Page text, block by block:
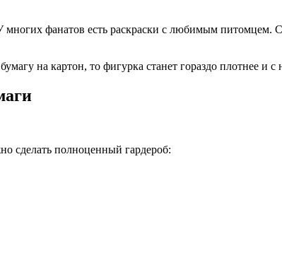
фанатов есть раскраски с любимым питомцем.
на картон, то фигурка станет гораздо плотнее и с
сделать полноценный гардероб: